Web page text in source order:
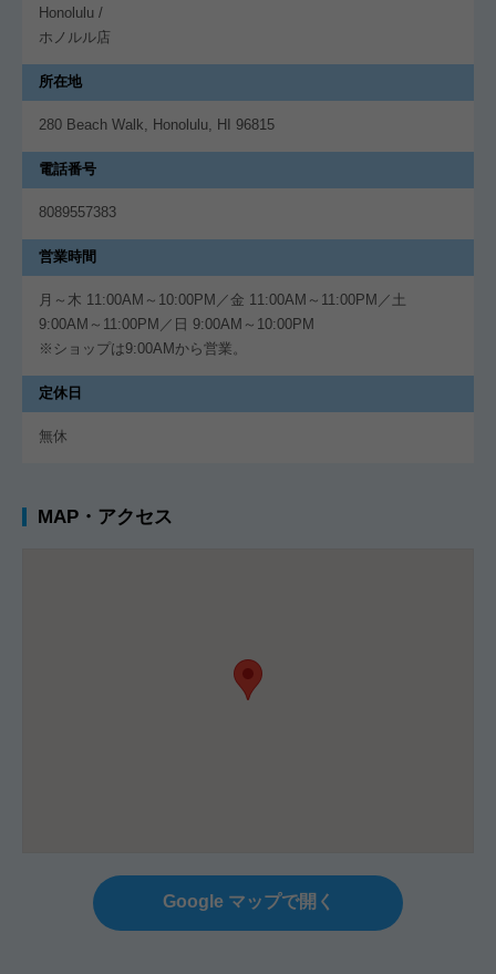
Honolulu /
ホノルル店
所在地
280 Beach Walk, Honolulu, HI 96815
電話番号
8089557383
営業時間
月～木 11:00AM～10:00PM／金 11:00AM～11:00PM／土
9:00AM～11:00PM／日 9:00AM～10:00PM
※ショップは9:00AMから営業。
定休日
無休
MAP・アクセス
Google マップで開く